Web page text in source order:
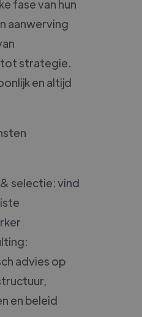
fase van hun
aanwerving
strategie.
en altijd
selectie: vind
advies op
en beleid